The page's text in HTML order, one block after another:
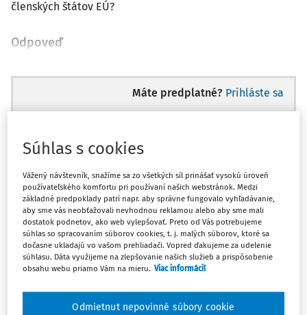
členských štátov EÚ?
Odpoveď
Máte predplatné? Prihláste sa
Ups, zatiaľ ste si prečítali len
začiatok...
Celý odborný obsah z tejto oblasti je
dostupný predplatiteľom portálu.
Odomknite si prístup k odbornému obsahu
a získajte prístup na 10 dní zdarma, stačí
Súhlas s cookies
Vážený návštevník, snažíme sa zo všetkých síl prinášať vysokú úroveň
používateľského komfortu pri používaní našich webstránok. Medzi
základné predpoklady patrí napr. aby správne fungovalo vyhľadávanie,
aby sme vás neobťažovali nevhodnou reklamou alebo aby sme mali
dostatok podnetov, ako web vylepšovať. Preto od Vás potrebujeme
súhlas so spracovaním súborov cookies, t. j. malých súborov, ktoré sa
dočasne ukladajú vo vašom prehliadači. Vopred ďakujeme za udelenie
súhlasu. Dáta využijeme na zlepšovanie našich služieb a prispôsobenie
obsahu webu priamo Vám na mieru. Viac informácií
Odmietnut nepovinné súbory cookie